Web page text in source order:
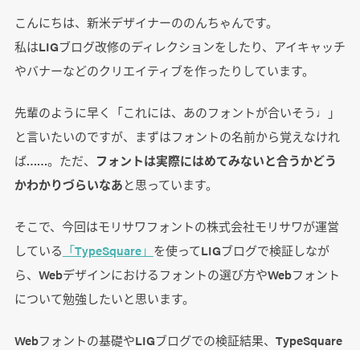
こんにちは、新米デザイナーののんちゃんです。
私はLIGブログ改修のディレクションをしたり、アイキャッチ
やバナーなどのクリエイティブを作ったりしています。
先輩のように早く「これには、あのフォントが合いそう♩」
と言いたいのですが、まずはフォントの名前から覚えなけれ
ば……。ただ、 フォントは実際にはめてみないと合うかどう
かわかりづらいなあと思っています。
そこで、今回はモリサワフォントの株式会社モリサワが運営
している 「TypeSquare」 を使ってLIGブログで検証しなが
ら、Webデザインにおけるフォントの選び方やWebフォント
について勉強したいと思います。
Webフォントの基礎やLIGブログでの検証結果、TypeSquare